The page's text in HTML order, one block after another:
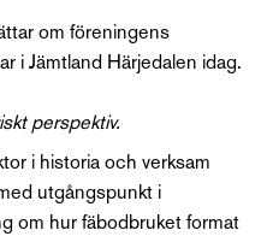
om föreningens
i Jämtland Härjedalen idag.
perspektiv.
i historia och verksam
utgångspunkt i
om hur fäbodbruket format